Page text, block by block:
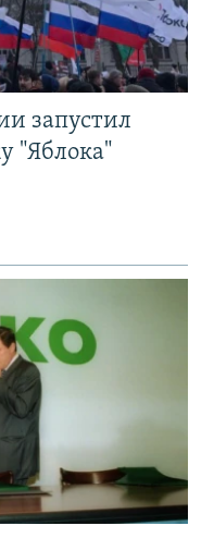
запустил
"Яблока"